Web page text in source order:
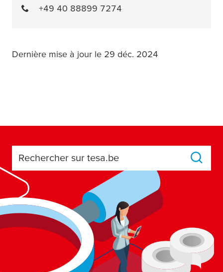
+49 40 88899 7274
Dernière mise à jour le 29 déc. 2024
Rechercher sur tesa.be